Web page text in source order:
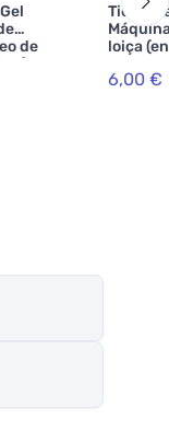
de
(1
Tierra
loiça
6,00 €